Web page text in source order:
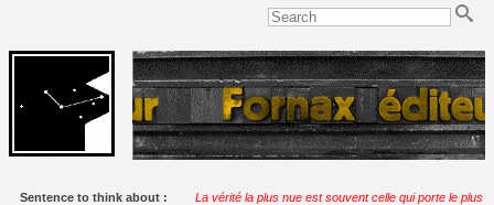
Sentence to think about :
La vérité la plus nue est souvent celle qui porte le plus